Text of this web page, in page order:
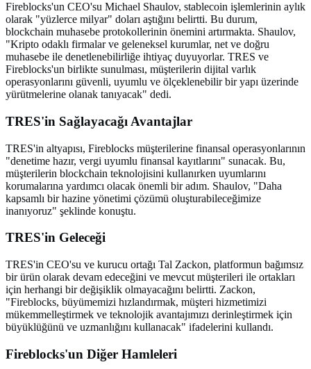
Fireblocks'un CEO'su Michael Shaulov, stablecoin işlemlerinin aylık
olarak "yüzlerce milyar" doları aştığını belirtti. Bu durum,
blockchain muhasebe protokollerinin önemini artırmakta. Shaulov,
"Kripto odaklı firmalar ve geleneksel kurumlar, net ve doğru
muhasebe ile denetlenebilirliğe ihtiyaç duyuyorlar. TRES ve
Fireblocks'un birlikte sunulması, müşterilerin dijital varlık
operasyonlarını güvenli, uyumlu ve ölçeklenebilir bir yapı üzerinde
yürütmelerine olanak tanıyacak" dedi.
TRES'in Sağlayacağı Avantajlar
TRES'in altyapısı, Fireblocks müşterilerine finansal operasyonlarının
"denetime hazır, vergi uyumlu finansal kayıtlarını" sunacak. Bu,
müşterilerin blockchain teknolojisini kullanırken uyumlarını
korumalarına yardımcı olacak önemli bir adım. Shaulov, "Daha
kapsamlı bir hazine yönetimi çözümü oluşturabileceğimize
inanıyoruz" şeklinde konuştu.
TRES'in Geleceği
TRES'in CEO'su ve kurucu ortağı Tal Zackon, platformun bağımsız
bir ürün olarak devam edeceğini ve mevcut müşterileri ile ortakları
için herhangi bir değişiklik olmayacağını belirtti. Zackon,
"Fireblocks, büyümemizi hızlandırmak, müşteri hizmetimizi
mükemmelleştirmek ve teknolojik avantajımızı derinleştirmek için
büyüklüğünü ve uzmanlığını kullanacak" ifadelerini kullandı.
Fireblocks'un Diğer Hamleleri